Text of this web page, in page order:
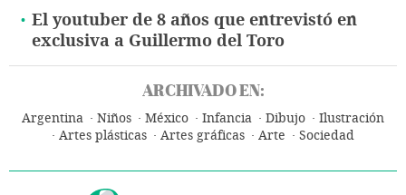
El youtuber de 8 años que entrevistó en
exclusiva a Guillermo del Toro
ARCHIVADO EN:
Argentina Niños México Infancia Dibujo
Ilustración
Artes plásticas
Artes gráficas Arte Sociedad